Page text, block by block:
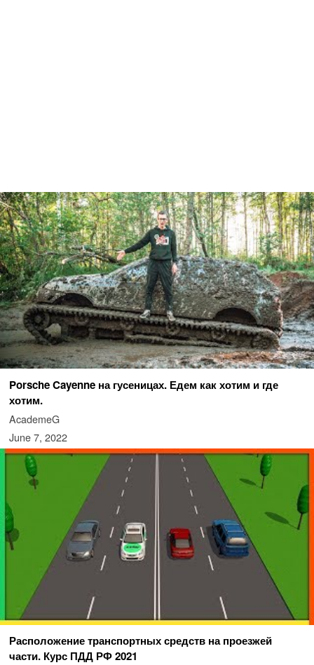
Porsche Cayenne на гусеницах. Едем как хотим и где
хотим.
AcademeG
June 7, 2022
Расположение транспортных средств на проезжей
части. Курс ПДД РФ 2021